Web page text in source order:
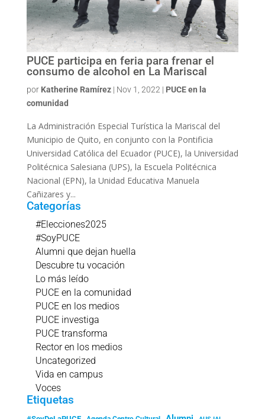
PUCE participa en feria para frenar el
consumo de alcohol en La Mariscal
por Katherine Ramírez| Nov 1, 2022 | PUCE en la
comunidad
La Administración Especial Turística la Mariscal del
Municipio de Quito, en conjunto con la Pontificia
Universidad Católica del Ecuador (PUCE), la Universidad
Politécnica Salesiana (UPS), la Escuela Politécnica
Nacional (EPN), la Unidad Educativa Manuela
Cañizares y...
Categorías
#Elecciones2025
#SoyPUCE
Alumni que dejan huella
Descubre tu vocación
Lo más leído
PUCE en la comunidad
PUCE en los medios
PUCE investiga
PUCE transforma
Rector en los medios
Uncategorized
Vida en campus
Voces
Etiquetas